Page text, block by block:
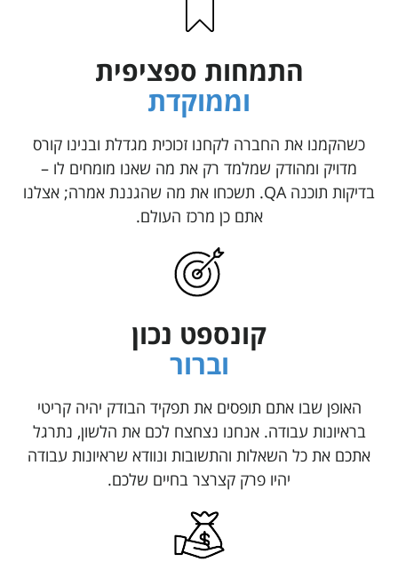
התמחות ספציפית
וממוקדת
כשהקמנו את החברה לקחנו זכוכית מגדלת ובנינו קורס
מדויק ומהודק שמלמד רק את מה שאנו מומחים לו –
בדיקות תוכנה QA. תשכחו את מה שהגננת אמרה; אצלנו
אתם כן מרכז העולם.
קונספט נכון
וברור
האופן שבו אתם תופסים את תפקיד הבודק יהיה קריטי
בראיונות עבודה. אנחנו נצחצח לכם את הלשון, נתרגל
אתכם את כל השאלות והתשובות ונוודא שראיונות עבודה
יהיו פרק קצרצר בחיים שלכם.